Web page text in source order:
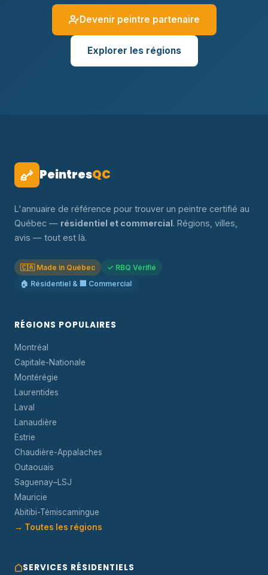
Devenir peintre partenaire
Explorer les régions
PeintresQC
L'annuaire de référence pour trouver un peintre certifié au
Québec — résidentiel et commercial. Régions, villes,
avis — tout est là.
🇨🇦 Made in Québec
✓ RBQ Vérifié
🏠 Résidentiel & 🏢 Commercial
RÉGIONS POPULAIRES
Montréal
Capitale-Nationale
Montérégie
Laurentides
Laval
Lanaudière
Estrie
Chaudière-Appalaches
Outaouais
Saguenay–LSJ
Mauricie
Abitibi-Témiscamingue
→ Toutes les régions
SERVICES RÉSIDENTIELS